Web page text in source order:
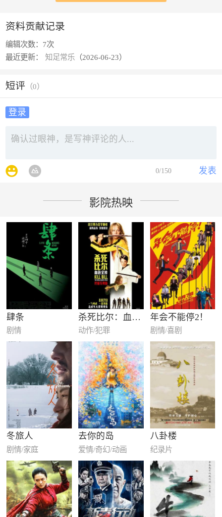
资料贡献记录
编辑次数： 7次
最近更新：
知足常乐 （2026-06-23）
短评 （0）
登录
发表
0/150
影院热映
肆条
剧情
杀死比尔：血色全传
动作/犯罪
年会不能停2！
剧情/喜剧
冬旅人
剧情/家庭
去你的岛
爱情/奇幻/动画
八卦楼
纪录片